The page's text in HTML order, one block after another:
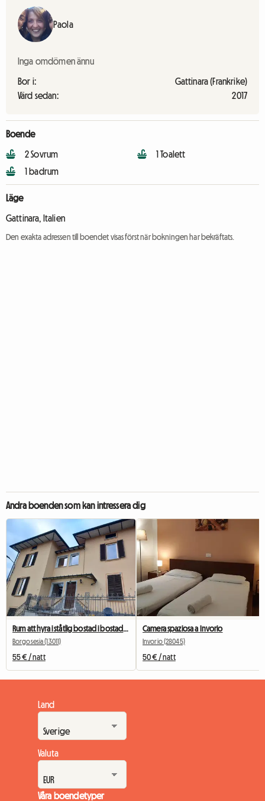
Paola
Inga omdömen ännu
Bor i:
Gattinara (Frankrike)
Värd sedan:
2017
Boende
2 Sovrum
1 badrum
1 Toalett
Läge
Gattinara, Italien
Den exakta adressen till boendet visas först när bokningen har bekräftats.
Andra boenden som kan intressera dig
Borgosesia (13011)
55 € / natt
Camera spaziosa a Invorio
Invorio (28045)
50 € / natt
Land
Valuta
Våra boendetyper